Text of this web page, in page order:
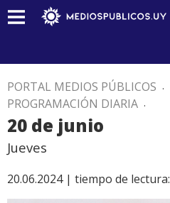
PORTAL MEDIOS PÚBLICOS .
PROGRAMACIÓN DIARIA .
20 de junio
Jueves
20.06.2024 | tiempo de lectura: